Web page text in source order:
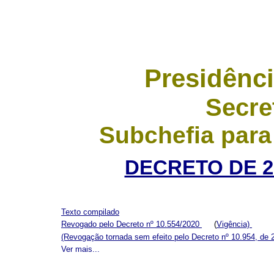
Subchefia
DECRETO DE
Ver mais...
Texto compilado
Revogado pelo Decreto nº 10.554/2020
(Vigência)
(Revogação tornada sem efeito pelo Decreto nº 10.954, de